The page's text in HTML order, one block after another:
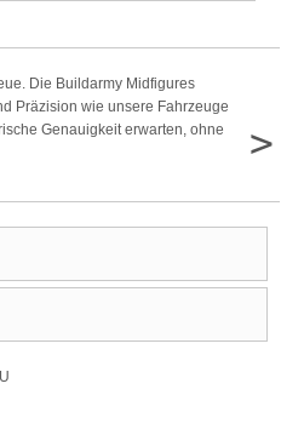
Die Buildarmy Midfigures
Präzision wie unsere Fahrzeuge
Genauigkeit erwarten, ohne
>